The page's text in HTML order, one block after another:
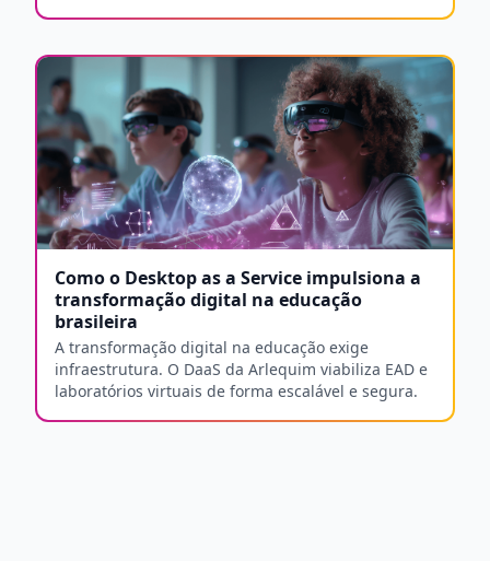
Como o Desktop as a Service impulsiona a
transformação digital na educação
brasileira
A transformação digital na educação exige
infraestrutura. O DaaS da Arlequim viabiliza EAD e
laboratórios virtuais de forma escalável e segura.